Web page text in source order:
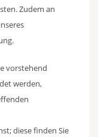
Zudem an
vorstehend
werden,
diese finden Sie